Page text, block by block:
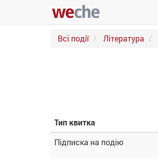
Всі події Література
Тип квитка
Підписка на подію